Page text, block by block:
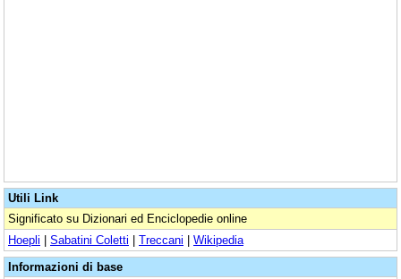
Utili Link
Significato su Dizionari ed Enciclopedie online
Hoepli | Sabatini Coletti | Treccani | Wikipedia
Informazioni di base